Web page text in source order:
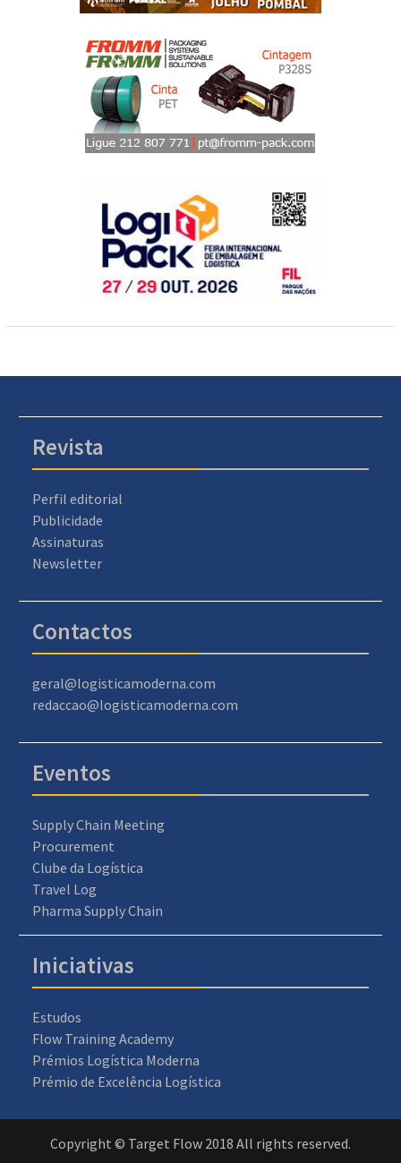
Revista
Perfil editorial
Publicidade
Assinaturas
Newsletter
Contactos
geral@logisticamoderna.com
redaccao@logisticamoderna.com
Eventos
Supply Chain Meeting
Procurement
Clube da Logística
Travel Log
Pharma Supply Chain
Iniciativas
Estudos
Flow Training Academy
Prémios Logística Moderna
Prémio de Excelência Logística
Copyright © Target Flow 2018 All rights reserved.